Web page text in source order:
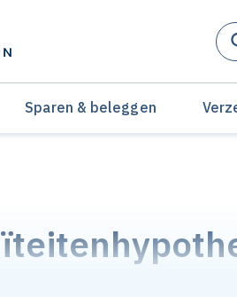
Sparen & beleggen